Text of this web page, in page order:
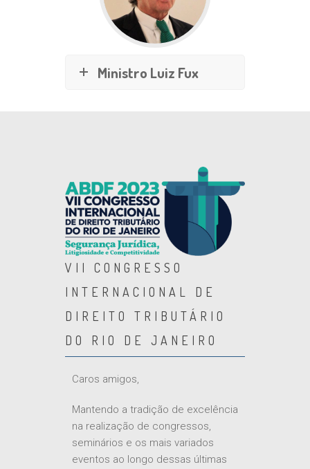
Ministro Luiz Fux
VII CONGRESSO
INTERNACIONAL DE
DIREITO TRIBUTÁRIO
DO RIO DE JANEIRO
Caros amigos,
Mantendo a tradição de excelência
na realização de congressos,
seminários e os mais variados
eventos ao longo dessas últimas